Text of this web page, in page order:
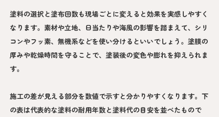
塗料の選択と塗布回数も現場ごとに変えると効果を実感しやすく
なります。素材や立地、日当たりや海風の影響を踏まえて、シリ
コンやフッ素、無機系などを使い分けるといいでしょう。塗膜の
厚みや乾燥時間を守ることで、塗装後の変色や膨れを抑えられま
す。
施工の差が見える部分を数値で示すと分かりやすくなります。下
の表は代表的な塗料の耐用年数と塗料代の目安を並べたもので